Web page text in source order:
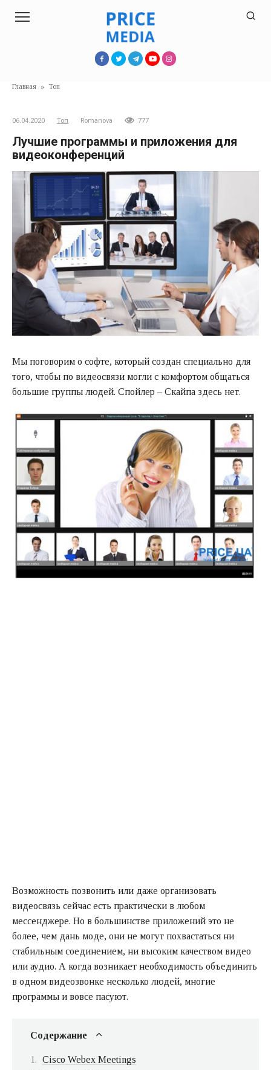
Главная » Топ
06.04.2020 Топ Romanova 777
Лучшие программы и приложения для
видеоконференций
Мы поговорим о софте, который создан специально для
того, чтобы по видеосвязи могли с комфортом общаться
большие группы людей. Спойлер – Скайпа здесь нет.
Возможность позвонить или даже организовать
видеосвязь сейчас есть практически в любом
мессенджере. Но в большинстве приложений это не
более, чем дань моде, они не могут похвастаться ни
стабильным соединением, ни высоким качеством видео
или аудио. А когда возникает необходимость объединить
в одном видеозвонке несколько людей, многие
программы и вовсе пасуют.
Содержание
Cisco Webex Meetings